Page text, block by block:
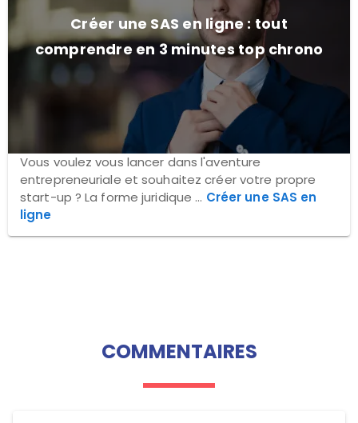
Créer une SAS en ligne : tout
comprendre en 3 minutes top chrono
Vous voulez vous lancer dans l'aventure
entrepreneuriale et souhaitez créer votre propre
start-up ? La forme juridique ... Créer une SAS en
ligne
COMMENTAIRES